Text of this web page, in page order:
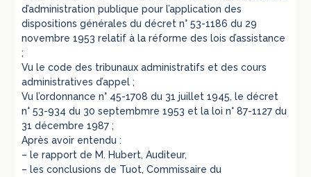
d’administration publique pour l’application des
dispositions générales du décret n° 53-1186 du 29
novembre 1953 relatif à la réforme des lois d’assistance
;
Vu le code des tribunaux administratifs et des cours
administratives d’appel ;
Vu l’ordonnance n° 45-1708 du 31 juillet 1945, le décret
n° 53-934 du 30 septembmre 1953 et la loi n° 87-1127 du
31 décembre 1987 ;
Après avoir entendu :
– le rapport de M. Hubert, Auditeur,
– les conclusions de Tuot, Commissaire du